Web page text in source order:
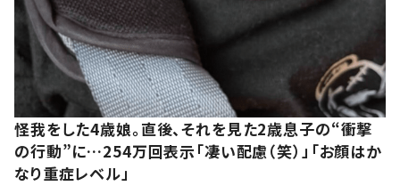
怪我をした4歳娘。直後、それを見た2歳息子の“衝撃
の行動”に…254万回表示「凄い配慮（笑）」「お顔はか
なり重症レベル」